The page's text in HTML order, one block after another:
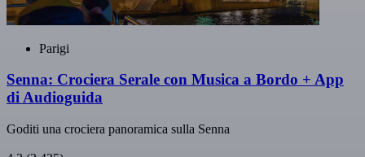
Parigi
Senna: Crociera Serale con Musica a Bordo + App
di Audioguida
Goditi una crociera panoramica sulla Senna